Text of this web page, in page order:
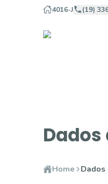
4016-J (19)
Home